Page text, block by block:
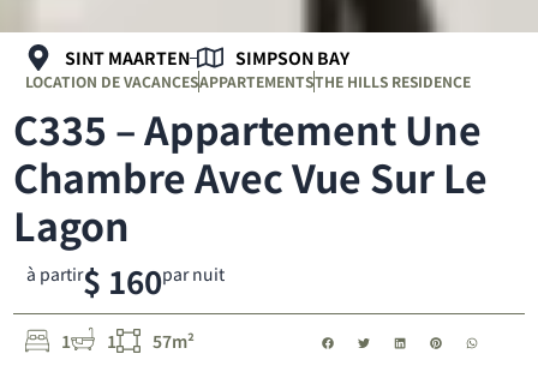
1 1 57m²
à partir$ 160par nuit
C335 – Appartement Une
Chambre Avec Vue Sur Le
Lagon
SINT MAARTEN SIMPSON BAY
LOCATION DE VACANCESAPPARTEMENTSTHE HILLS RESIDENCE